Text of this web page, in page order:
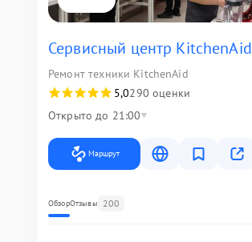
Сервисный центр KitchenAid
Ремонт техники KitchenAid
5,0290 оценки
Открыто до 21:00
Маршрут
ОбзорОтзывы 200